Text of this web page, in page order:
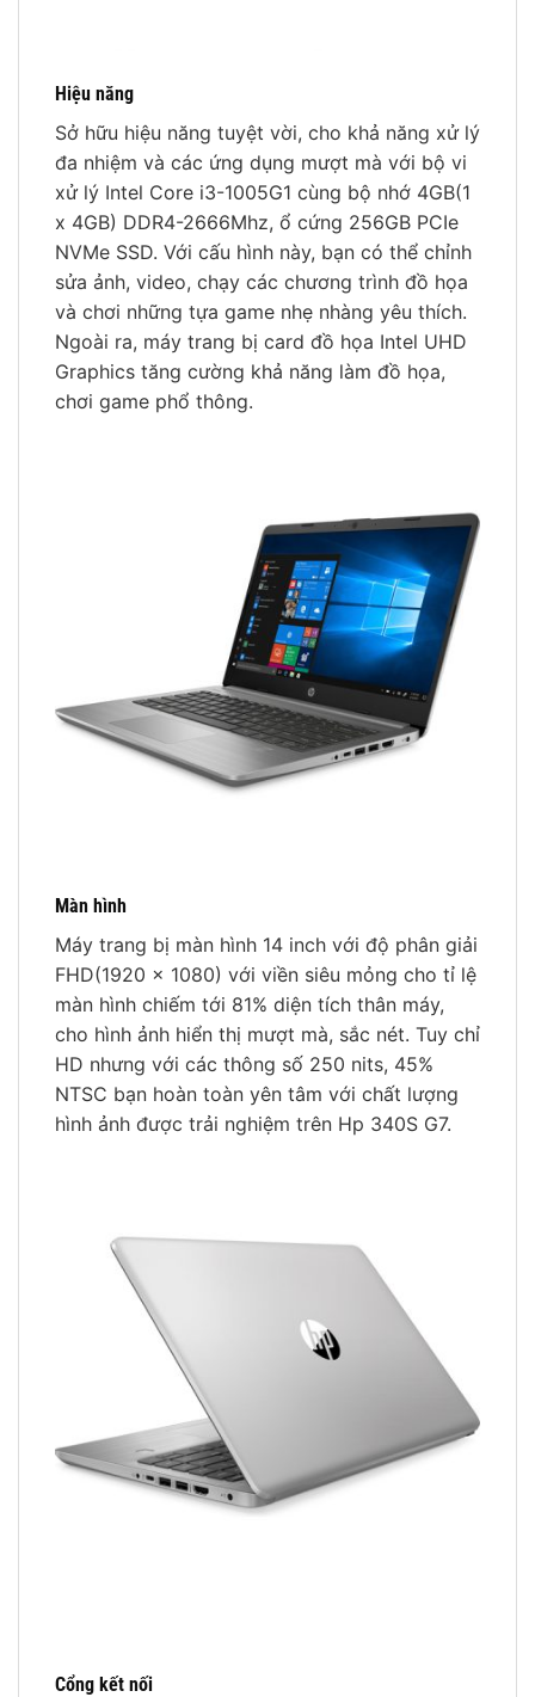
Hiệu năng
Sở hữu hiệu năng tuyệt vời, cho khả năng xử lý
đa nhiệm và các ứng dụng mượt mà với bộ vi
xử lý Intel Core i3-1005G1 cùng bộ nhớ 4GB(1
x 4GB) DDR4-2666Mhz, ổ cứng 256GB PCIe
NVMe SSD. Với cấu hình này, bạn có thể chỉnh
sửa ảnh, video, chạy các chương trình đồ họa
và chơi những tựa game nhẹ nhàng yêu thích.
Ngoài ra, máy trang bị card đồ họa Intel UHD
Graphics tăng cường khả năng làm đồ họa,
chơi game phổ thông.
Màn hình
Máy trang bị màn hình 14 inch với độ phân giải
FHD(1920 x 1080) với viền siêu mỏng cho tỉ lệ
màn hình chiếm tới 81% diện tích thân máy,
cho hình ảnh hiển thị mượt mà, sắc nét. Tuy chỉ
HD nhưng với các thông số 250 nits, 45%
NTSC bạn hoàn toàn yên tâm với chất lượng
hình ảnh được trải nghiệm trên Hp 340S G7.
Cổng kết nối